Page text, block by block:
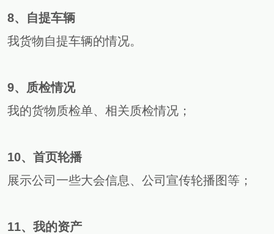
8、自提车辆
我货物自提车辆的情况。
9、质检情况
我的货物质检单、相关质检情况；
10、首页轮播
展示公司一些大会信息、公司宣传轮播图等；
11、我的资产